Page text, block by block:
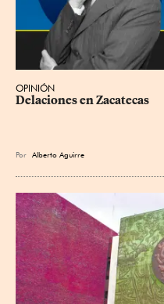
OPINIÓN
Delaciones en Zacatecas
Por Alberto Aguirre